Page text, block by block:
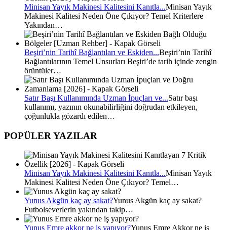
Minisan Yayık Makinesi Kalitesini Kanıtla...Minisan Yayık
Makinesi Kalitesi Neden Öne Çıkıyor? Temel Kriterlere
Yakından…
Beşiri’nin Tarihî Bağlantıları ve Eskiden...Beşiri’nin Tarihî
Bağlantılarının Temel Unsurları Beşiri’de tarih içinde zengin
örüntüler…
Satır Başı Kullanımında Uzman İpuçları ve...Satır başı
kullanımı, yazının okunabilirliğini doğrudan etkileyen,
çoğunlukla gözardı edilen…
POPÜLER YAZILAR
Minisan Yayık Makinesi Kalitesini Kanıtla...Minisan Yayık
Makinesi Kalitesi Neden Öne Çıkıyor? Temel…
Yunus Akgün kaç ay sakat?Yunus Akgün kaç ay sakat?
Futbolseverlerin yakından takip…
Yunus Emre akkor ne iş yapıyor?Yunus Emre Akkor ne iş